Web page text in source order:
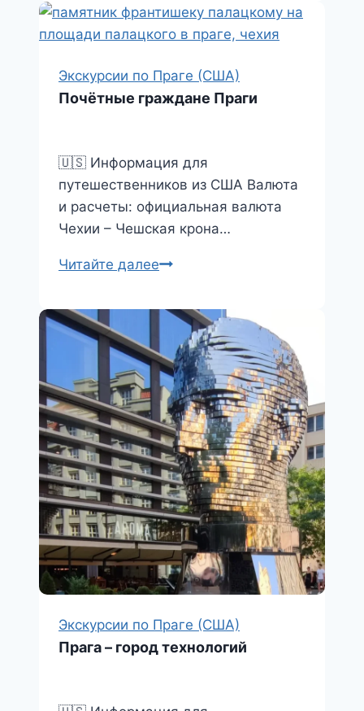
Экскурсии по Праге (США)
Почётные граждане Праги
🇺🇸 Информация для
путешественников из США Валюта
и расчеты: официальная валюта
Чехии – Чешская крона…
Читайте далееПочётные
Праги
Экскурсии по Праге (США)
Прага – город технологий